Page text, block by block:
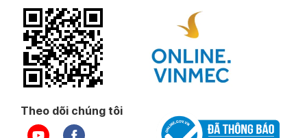
Theo dõi chúng tôi